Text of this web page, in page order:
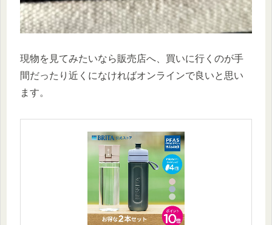
現物を見てみたいなら販売店へ、買いに行くのが手
間だったり近くになければオンラインで良いと思い
ます。